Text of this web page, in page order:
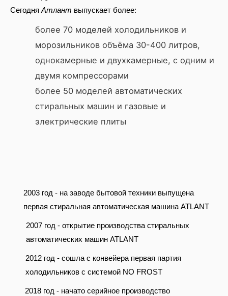
Сегодня Атлант выпускает более:
более 70 моделей холодильников и
морозильников объёма 30-400 литров,
однокамерные и двухкамерные, с одним и
двумя компрессорами
более 50 моделей автоматических
стиральных машин и газовые и
электрические плиты
2003 год - на заводе бытовой техники выпущена
первая стиральная автоматическая машина ATLANT
2007 год - открытие производства стиральных
автоматических машин ATLANT
2012 год - сошла с конвейера первая партия
холодильников с системой NO FROST
2018 год - начато серийное производство